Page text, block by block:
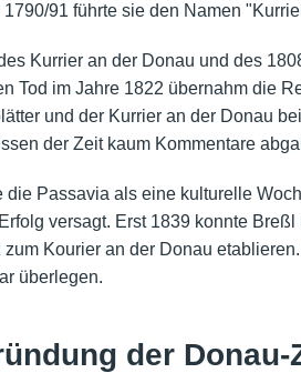
91 führte sie den Namen
Kurrier an der Donau und des
Tod im Jahre 1822 übernahm die
und der Kurrier an der Donau
der Zeit kaum Kommentare
die Passavia als eine kulturelle
versagt. Erst 1839 konnte
zum Kourier an der Donau
überlegen.
der Donau-